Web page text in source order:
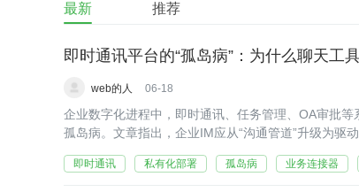
最新 推荐
即时通讯平台的“孤岛病”：为什么聊天工
web的人 06-18
企业数字化进程中，即时通讯、任务管理、OA审批等
孤岛病。文章指出，企业IM应从“沟通管道”升级为驱
即时通讯 私有化部署 孤岛病 业务连接器